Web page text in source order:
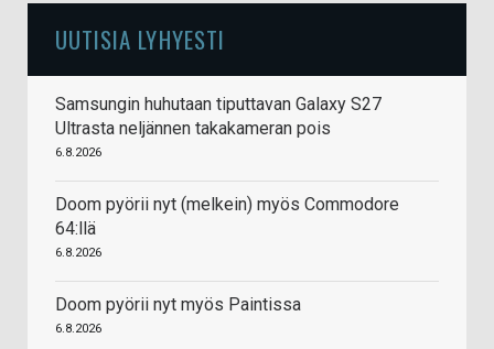
UUTISIA LYHYESTI
Samsungin huhutaan tiputtavan Galaxy S27
Ultrasta neljännen takakameran pois
6.8.2026
Doom pyörii nyt (melkein) myös Commodore
64:llä
6.8.2026
Doom pyörii nyt myös Paintissa
6.8.2026